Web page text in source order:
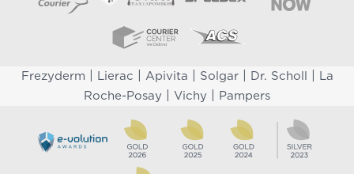
Frezyderm Lierac Apivita Solgar| Dr. Scholl
La
Roche-Posay
Vichy Pampers